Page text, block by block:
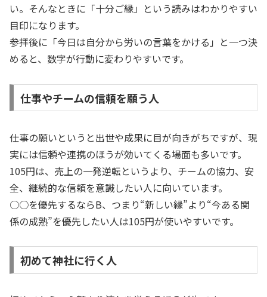
い。そんなときに「十分ご縁」という読みはわかりやすい
目印になります。
参拝後に「今日は自分から労いの言葉をかける」と一つ決
めると、数字が行動に変わりやすいです。
仕事やチームの信頼を願う人
仕事の願いというと出世や成果に目が向きがちですが、現
実には信頼や連携のほうが効いてくる場面も多いです。
105円は、売上の一発逆転というより、チームの協力、安
全、継続的な信頼を意識したい人に向いています。
○○を優先するならB、つまり“新しい縁”より“今ある関
係の成熟”を優先したい人は105円が使いやすいです。
初めて神社に行く人